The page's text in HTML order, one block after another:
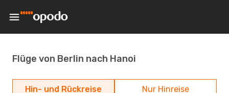
Flüge von Berlin nach Hanoi
Hin- und Rückreise Nur Hinreise